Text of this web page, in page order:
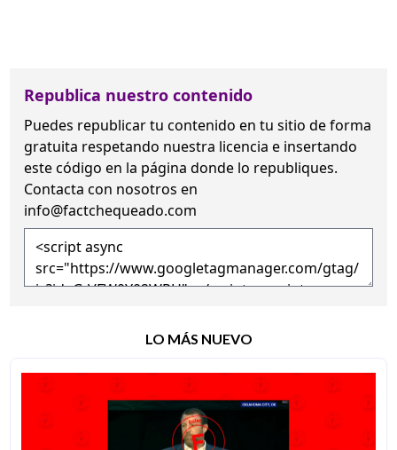
Republica nuestro contenido
Puedes republicar tu contenido en tu sitio de forma
gratuita respetando nuestra licencia e insertando
este código en la página donde lo republiques.
Contacta con nosotros en
info@factchequeado.com
LO MÁS NUEVO